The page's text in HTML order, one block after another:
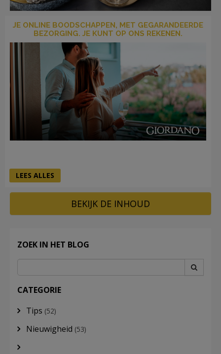
LOG
JE ONLINE BOODSCHAPPEN, MET GEGARANDEERDE
BEZORGING. JE KUNT OP ONS REKENEN.
LEES ALLES
BEKIJK DE INHOUD
ZOEK IN HET BLOG
CATEGORIE
Tips (52)
Nieuwigheid (53)